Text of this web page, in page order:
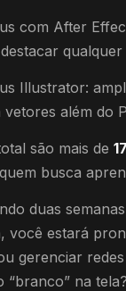
com After
Illustrator:
vetores além do
são mais de
busca
duas
você estará
gerenciar
“branco” na